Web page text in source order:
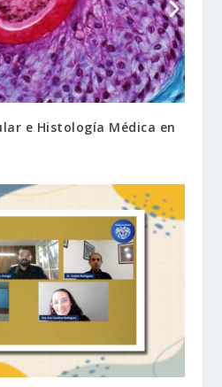
e Histología Médica en